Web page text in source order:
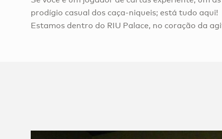
prodígio casual dos caça-niqueis; está tudo aqui!
Estamos dentro do RIU Palace, no coração da